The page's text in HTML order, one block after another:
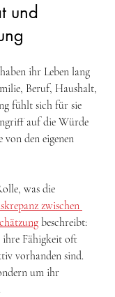
und
ihr Leben lang
Beruf, Haushalt,
fühlt sich für sie
auf die Würde
von den eigenen
was die
zwischen
beschreibt:
ihre Fähigkeit oft
vorhanden sind.
um ihr